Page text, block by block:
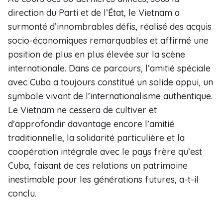
direction du Parti et de l’État, le Vietnam a
surmonté d’innombrables défis, réalisé des acquis
socio-économiques remarquables et affirmé une
position de plus en plus élevée sur la scène
internationale. Dans ce parcours, l’amitié spéciale
avec Cuba a toujours constitué un solide appui, un
symbole vivant de l’internationalisme authentique.
Le Vietnam ne cessera de cultiver et
d’approfondir davantage encore l’amitié
traditionnelle, la solidarité particulière et la
coopération intégrale avec le pays frère qu’est
Cuba, faisant de ces relations un patrimoine
inestimable pour les générations futures, a-t-il
conclu.